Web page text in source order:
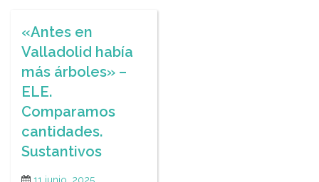
«Antes en
Valladolid había
más árboles» –
ELE.
Comparamos
cantidades.
Sustantivos